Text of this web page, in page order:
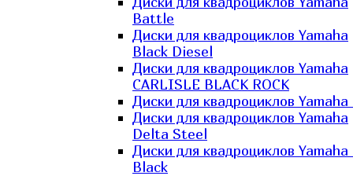
Battle
Диски для квадроциклов Yamaha
Black Diesel
Диски для квадроциклов Yamaha
CARLISLE BLACK ROCK
Диски для квадроциклов Yamaha
Диски для квадроциклов Yamaha
Delta Steel
Диски для квадроциклов
Black